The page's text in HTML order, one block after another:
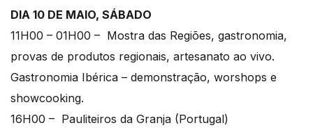
DIA 10 DE MAIO, SÁBADO
11H00 – 01H00 – Mostra das Regiões, gastronomia,
provas de produtos regionais, artesanato ao vivo.
Gastronomia Ibérica – demonstração, worshops e
showcooking.
16H00 – Pauliteiros da Granja (Portugal)